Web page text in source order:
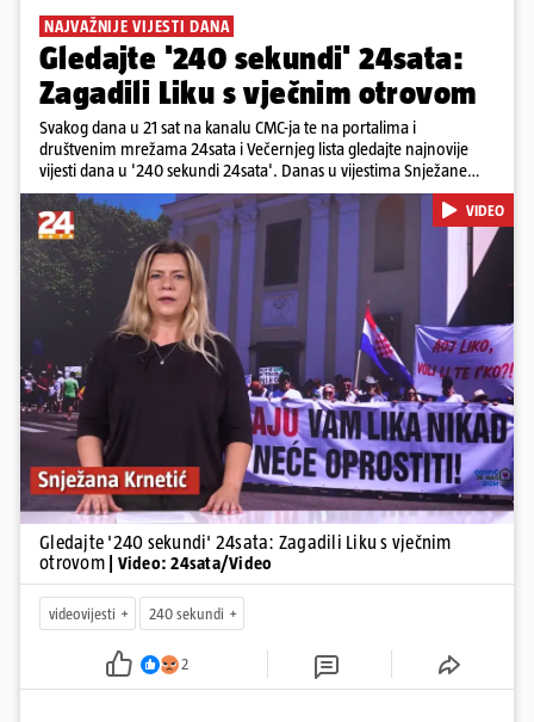
NAJVAŽNIJE VIJESTI DANA
Gledajte '240 sekundi' 24sata:
Zagadili Liku s vječnim otrovom
Svakog dana u 21 sat na kanalu CMC-ja te na portalima i
društvenim mrežama 24sata i Večernjeg lista gledajte najnovije
vijesti dana u '240 sekundi 24sata'. Danas u vijestima Snježane
Krnetić: Lika teško zagađena s 37.000 tona opasnog otpada, Troje
poginulih u nesreći u Zagrebu, Uhićen načelnik Svetog Ivana
Žabna, Borba za život Denisa Vejzovića, Krajaču režu ovlasti: Slijedi
otkaz...
Pokretanje videa...
VIDEO
Gledajte '240 sekundi' 24sata: Zagadili Liku s vječnim
otrovom
| Video: 24sata/Video
videovijesti 240 sekundi
2